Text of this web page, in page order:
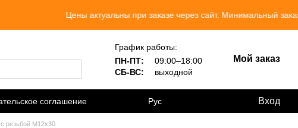
Цены актуальны при заказе через сайт. Минимальный заказ 300 грн.
График работы:
ПН-ПТ:
09:00–18:00
СБ-ВС:
выходной
Мой заказ
соглашение
Рус Вход
резьбой M12х30